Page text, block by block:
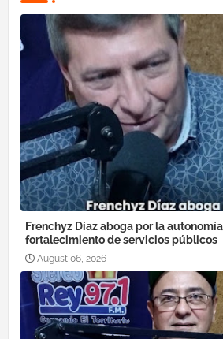
Frenchyz Díaz aboga por la
fortalecimiento de servicios públicos
August 06, 2026